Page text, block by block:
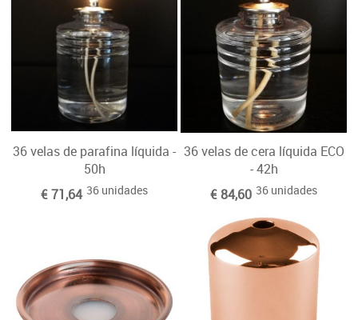
36 velas de parafina líquida -
50h
€ 71,64 36 unidades
36 velas de cera líquida ECO
- 42h
€ 84,60 36 unidades